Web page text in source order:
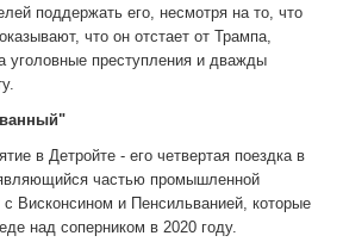
поддержать его, несмотря на то, что
что он отстает от Трампа,
уголовные преступления и дважды
в Детройте - его четвертая поездка в
частью промышленной
Висконсином и Пенсильванией, которые
над соперником в 2020 году.